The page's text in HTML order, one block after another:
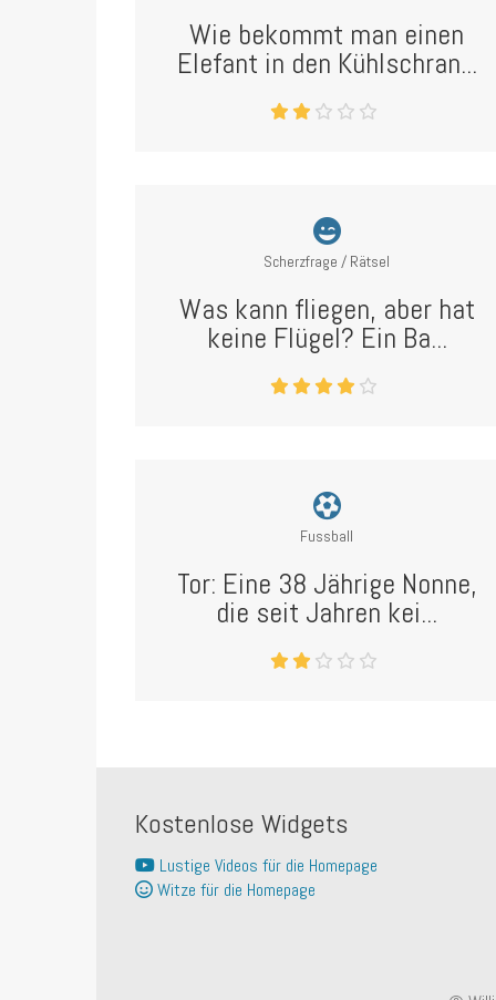
Wie bekommt man einen
Elefant in den Kühlschran...
Scherzfrage / Rätsel
Was kann fliegen, aber hat
keine Flügel? Ein Ba...
Fussball
Tor: Eine 38 Jährige Nonne,
die seit Jahren kei...
Kostenlose Widgets
Lustige Videos für die Homepage
Witze für die Homepage